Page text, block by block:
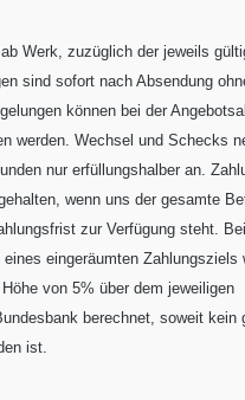
Werk, zuzüglich der jeweils
sind sofort nach Absendung
können bei der
werden. Wechsel und Schecks
nur erfüllungshalber an.
wenn uns der gesamte
zur Verfügung steht. Bei
eines eingeräumten Zahlungsziels
von 5% über dem jeweiligen
berechnet, soweit kein
ist.